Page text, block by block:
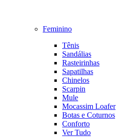
Feminino
Tênis
Sandálias
Rasteirinhas
Sapatilhas
Chinelos
Scarpin
Mule
Mocassim Loafer
Botas e Coturnos
Conforto
Ver Tudo